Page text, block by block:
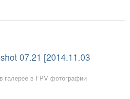
07.21 [2014.11.03
галерее в FPV фотографии